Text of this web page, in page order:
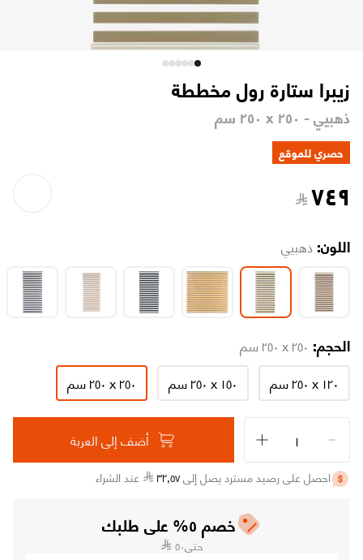
زيبرا ستارة رول مخططة
ذهبيي - ٢٥٠ x ٢٥٠ سم
حصري للموقع
٧٤٩
اللون: ذهبيي
الحجم: ٢٥٠ x ٢٥٠ سم
١٢٠ x ٢٥٠ سم
١٥٠ x ٢٥٠ سم ٢٥٠ x ٢٥٠ سم
أضف إلى العربة
احصل على رصيد مسترد يصل إلى ٣٢٫٥٧ عند الشراء
خصم ٥% على طلبك
حتى٥٠
تابع طلبك
تواصل معنا
اتصل بنا على ٨٠٠١٢١٥٥٥٥ (٩٦٦+)
الشكاوى والاقتراحات
الاسترجاع والاستبدال
الشروط والأحكام
سياسة الخصوصية
شهادة تسجيل في ضريبة القيمة المضافة
بيانات السجل التجاري
من نحن
وظائفنا